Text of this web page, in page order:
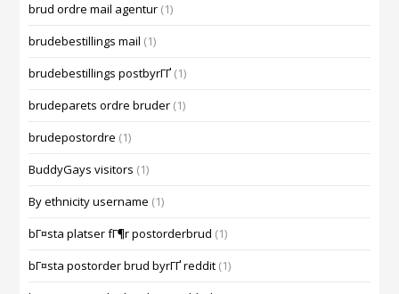
brud ordre mail agentur (1)
brudebestillings mail (1)
brudebestillings postbyrГҐ (1)
brudeparets ordre bruder (1)
brudepostordre (1)
BuddyGays visitors (1)
By ethnicity username (1)
bГ¤sta platser fГ¶r postorderbrud (1)
bГ¤sta postorder brud byrГҐ reddit (1)